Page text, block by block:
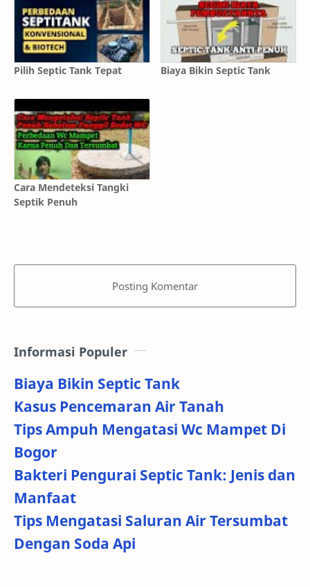
Pilih Septic Tank Tepat Biaya Bikin Septic Tank
Cara Mendeteksi Tangki
Septik Penuh
Posting Komentar
Informasi Populer
Biaya Bikin Septic Tank
Kasus Pencemaran Air Tanah
Tips Ampuh Mengatasi Wc Mampet Di
Bogor
Bakteri Pengurai Septic Tank: Jenis dan
Manfaat
Tips Mengatasi Saluran Air Tersumbat
Dengan Soda Api